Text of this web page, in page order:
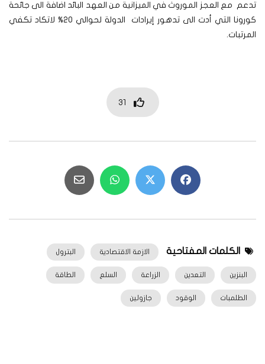
تدعم مع العجز الموروث في الميزانية من العهد البائد اضافة الى جائحة
كورونا التي أدت الى تدهور إيرادات الدولة لحوالي 20% لاتكاد تكفي
المرتبات.
31
الكلمات المفتاحية الازمة الاقتصادية البترول
البنزين التعدين الزراعة السلع الطاقة
الطلمبات الوقود جازولين